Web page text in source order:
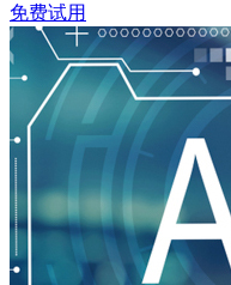
免费试用